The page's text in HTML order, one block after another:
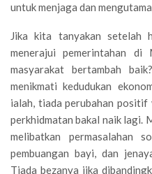
untuk menjaga dan
Jika kita tanyakan setelah
menerajui pemerintahan di
masyarakat bertambah
menikmati kedudukan
ialah, tiada perubahan positif
perkhidmatan bakal naik lagi.
melibatkan permasalahan
pembuangan bayi, dan
Tiada bezanya jika